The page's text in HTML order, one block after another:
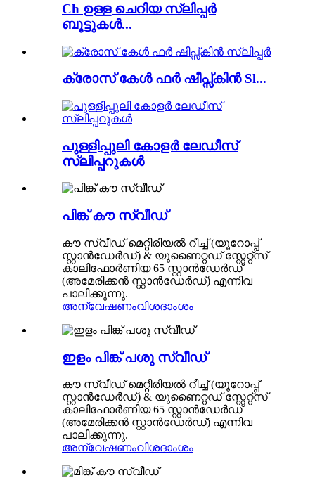
Ch ഉള്ള ചെറിയ സ്ലിപ്പർ
ബൂട്ടുകൾ...
ക്രോസ് കേൾ ഫർ ഷീപ്സ്കിൻ Sl...
പുള്ളിപ്പുലി കോളർ ലേഡീസ്
സ്ലിപ്പറുകൾ
പിങ്ക് കൗ സ്വീഡ്
കൗ സ്വീഡ് മെറ്റീരിയൽ റീച്ച് (യൂറോപ്പ്
സ്റ്റാൻഡേർഡ്) & യുണൈറ്റഡ് സ്റ്റേറ്റ്സ്
കാലിഫോർണിയ 65 സ്റ്റാൻഡേർഡ്
(അമേരിക്കൻ സ്റ്റാൻഡേർഡ്) എന്നിവ
പാലിക്കുന്നു.
അന്വേഷണംവിശദാംശം
ഇളം പിങ്ക് പശു സ്വീഡ്
കൗ സ്വീഡ് മെറ്റീരിയൽ റീച്ച് (യൂറോപ്പ്
സ്റ്റാൻഡേർഡ്) & യുണൈറ്റഡ് സ്റ്റേറ്റ്സ്
കാലിഫോർണിയ 65 സ്റ്റാൻഡേർഡ്
(അമേരിക്കൻ സ്റ്റാൻഡേർഡ്) എന്നിവ
പാലിക്കുന്നു.
അന്വേഷണംവിശദാംശം